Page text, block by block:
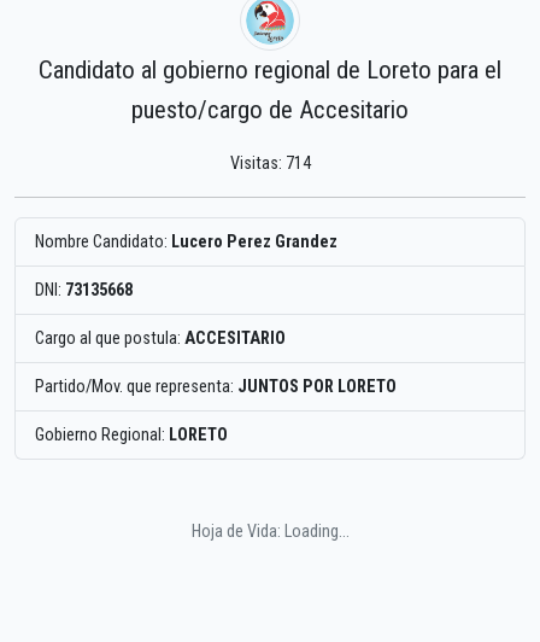
Candidato al gobierno regional de Loreto para el
puesto/cargo de Accesitario
Visitas: 714
Nombre Candidato: Lucero Perez Grandez
DNI: 73135668
Cargo al que postula: ACCESITARIO
Partido/Mov. que representa: JUNTOS POR LORETO
Gobierno Regional: LORETO
Hoja de Vida: Loading...